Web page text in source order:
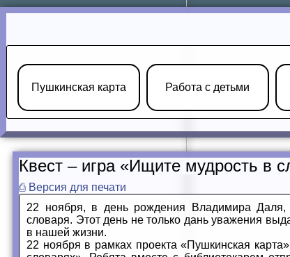
Пушкинская карта Работа с детьми
Квест – игра «Ищите мудрость в
⎙ Версия для печати
22 ноября, в день рождения Владимира Даля,
словаря. Этот день не только дань уважения
в нашей жизни.
22 ноября в рамках проекта «Пушкинская